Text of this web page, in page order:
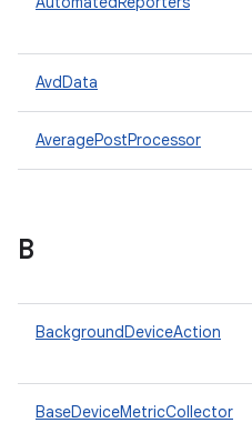
AvdData
AveragePostProcessor
B
BackgroundDeviceAction
BaseDeviceMetricCollector